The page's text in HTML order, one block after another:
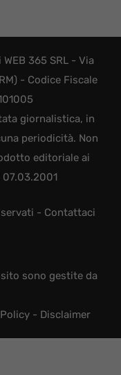
365 SRL - Via
- Codice Fiscale
giornalistica, in
periodicità. Non
editoriale ai
07.03.2001
- Contattaci
sono gestite da
- Disclaimer